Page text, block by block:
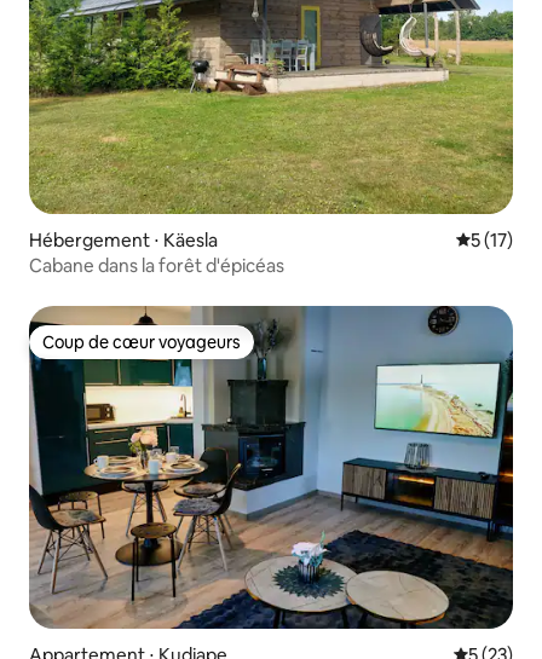
Hébergement ⋅ Käesla
5 (17)
Cabane dans la forêt d'épicéas
Coup de cœur voyageurs
Coup de cœur voyageurs
Appartement ⋅ Kudjape 5 (23)